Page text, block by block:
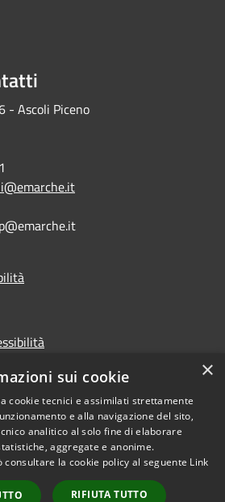
- Ascoli Piceno
Copyright © 2026 • Provincia di
Ascoli Piceno • Powered by
Municipium•
Accesso
×
sui cookie
cookie tecnici e assimilati strettamente
e alla navigazione del sito,
analitico al solo fine di elaborare
aggregate e anonime.
la cookie policy al seguente Link
RIFIUTA TUTTO